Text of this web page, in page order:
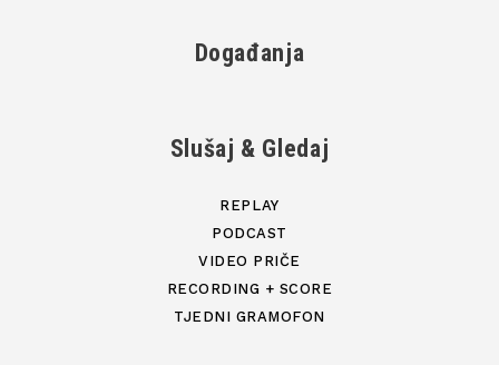
Događanja
Slušaj & Gledaj
REPLAY
PODCAST
VIDEO PRIČE
RECORDING + SCORE
TJEDNI GRAMOFON